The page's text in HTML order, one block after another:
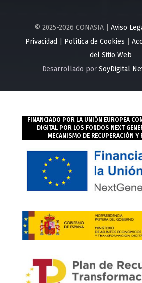
© 2025-2026 CONASIA |Aviso
Privacidad
Política de Cookies
del Sitio Web
Desarrollado porSoyDigital
FINANCIADO POR LA UNIÓN EUROPEA
DIGITAL POR LOS FONDOS NEXT
MECANISMO DE RECUPERACIÓN Y